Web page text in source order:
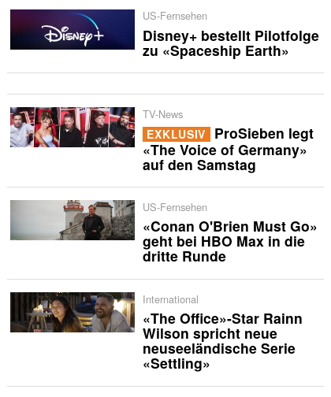
US-Fernsehen
Disney+ bestellt Pilotfolge
zu «Spaceship Earth»
TV-News
EXKLUSIV ProSieben legt
«The Voice of Germany»
auf den Samstag
US-Fernsehen
«Conan O'Brien Must Go»
geht bei HBO Max in die
dritte Runde
International
«The Office»-Star Rainn
Wilson spricht neue
neuseeländische Serie
«Settling»